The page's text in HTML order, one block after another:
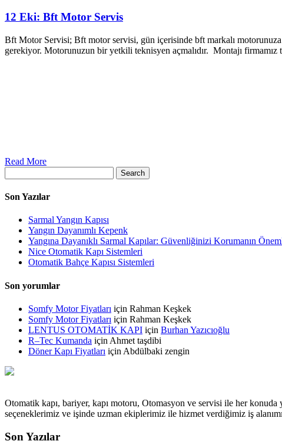
12 Eki: Bft Motor Servis
Bft Motor Servisi; Bft motor servisi, gün içerisinde bft markalı
gerekiyor. Motorunuzun bir yetkili teknisyen açmalıdır. Montajı
Read More
Search
Son Yazılar
Sarmal Yangın Kapısı
Yangın Dayanımlı Kepenk
Yangına Dayanıklı Sarmal Kapılar: Güvenliğinizi Korumanın
Nice Otomatik Kapı Sistemleri
Otomatik Bahçe Kapısı Sistemleri
Son yorumlar
Somfy Motor Fiyatları için Rahman Keşkek
Somfy Motor Fiyatları için Rahman Keşkek
LENTUS OTOMATİK KAPI için Burhan Yazıcıoğlu
R–Tec Kumanda için Ahmet taşdibi
Döner Kapı Fiyatları için Abdülbaki zengin
Otomatik kapı, bariyer, kapı motoru, Otomasyon ve servisi ile her
seçeneklerimiz ve işinde uzman ekiplerimiz ile hizmet verdiğimiz iş
Son Yazılar